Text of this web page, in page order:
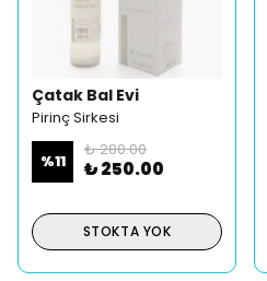
Çatak Bal Evi
Pirinç Sirkesi
%11
₺ 280.00
₺ 250.00
STOKTA YOK